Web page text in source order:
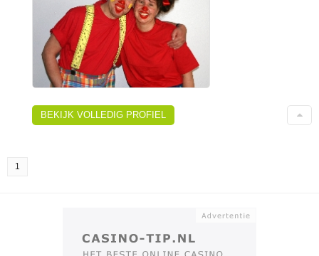
BEKIJK VOLLEDIG PROFIEL
1